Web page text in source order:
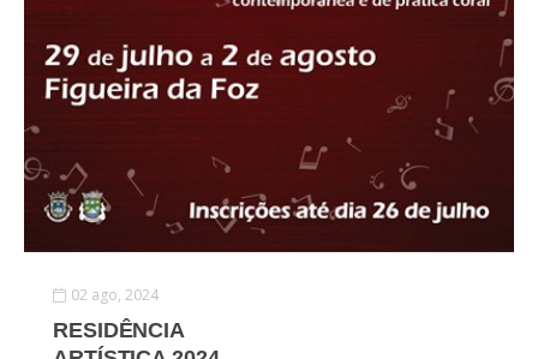
02 ago, 2024
RESIDÊNCIA